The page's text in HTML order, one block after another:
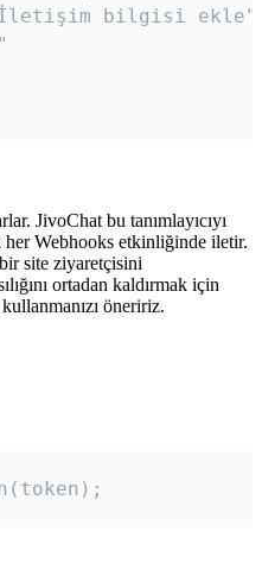
bilgisi
JivoChat bu tanımlayıcıyı
Webhooks etkinliğinde iletir.
site ziyaretçisini
ortadan kaldırmak için
öneririz.